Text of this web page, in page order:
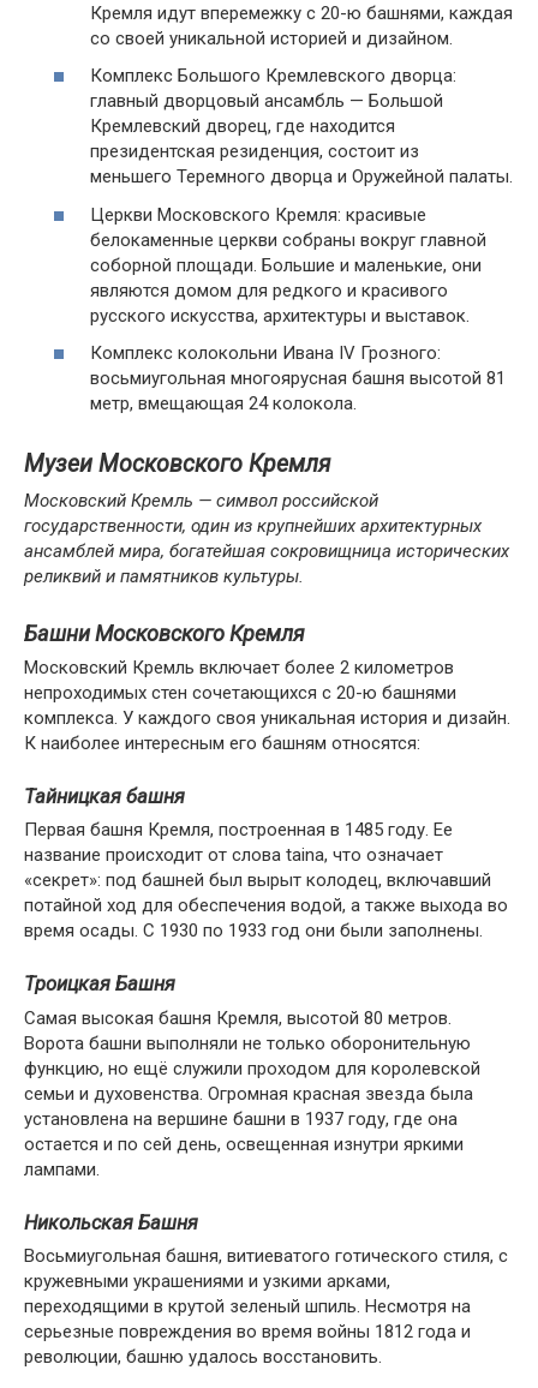
Кремля идут вперемежку с 20-ю башнями, каждая
со своей уникальной историей и дизайном.
Комплекс Большого Кремлевского дворца:
главный дворцовый ансамбль — Большой
Кремлевский дворец, где находится
президентская резиденция, состоит из
меньшего Теремного дворца и Оружейной палаты.
Церкви Московского Кремля: красивые
белокаменные церкви собраны вокруг главной
соборной площади. Большие и маленькие, они
являются домом для редкого и красивого
русского искусства, архитектуры и выставок.
Комплекс колокольни Ивана IV Грозного:
восьмиугольная многоярусная башня высотой 81
метр, вмещающая 24 колокола.
Музеи Московского Кремля
Московский Кремль — символ российской
государственности, один из крупнейших архитектурных
ансамблей мира, богатейшая сокровищница исторических
реликвий и памятников культуры.
Башни Московского Кремля
Московский Кремль включает более 2 километров
непроходимых стен сочетающихся с 20-ю башнями
комплекса. У каждого своя уникальная история и дизайн.
К наиболее интересным его башням относятся:
Тайницкая башня
Первая башня Кремля, построенная в 1485 году. Ее
название происходит от слова taina, что означает
«секрет»: под башней был вырыт колодец, включавший
потайной ход для обеспечения водой, а также выхода во
время осады. С 1930 по 1933 год они были заполнены.
Троицкая Башня
Самая высокая башня Кремля, высотой 80 метров.
Ворота башни выполняли не только оборонительную
функцию, но ещё служили проходом для королевской
семьи и духовенства. Огромная красная звезда была
установлена на вершине башни в 1937 году, где она
остается и по сей день, освещенная изнутри яркими
лампами.
Никольская Башня
Восьмиугольная башня, витиеватого готического стиля, с
кружевными украшениями и узкими арками,
переходящими в крутой зеленый шпиль. Несмотря на
серьезные повреждения во время войны 1812 года и
революции, башню удалось восстановить.